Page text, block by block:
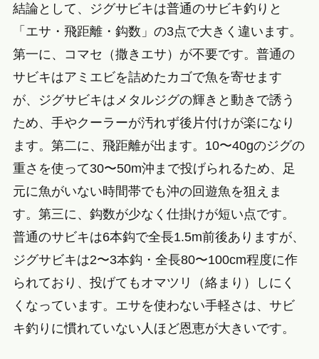
結論として、ジグサビキは普通のサビキ釣りと
「エサ・飛距離・鈎数」の3点で大きく違います。
第一に、コマセ（撒きエサ）が不要です。普通の
サビキはアミエビを詰めたカゴで魚を寄せます
が、ジグサビキはメタルジグの輝きと動きで誘う
ため、手やクーラーが汚れず後片付けが楽になり
ます。第二に、飛距離が出ます。10〜40gのジグの
重さを使って30〜50m沖まで投げられるため、足
元に魚がいない時間帯でも沖の回遊魚を狙えま
す。第三に、鈎数が少なく仕掛けが短い点です。
普通のサビキは6本鈎で全長1.5m前後ありますが、
ジグサビキは2〜3本鈎・全長80〜100cm程度に作
られており、投げてもオマツリ（絡まり）しにく
くなっています。エサを使わない手軽さは、サビ
キ釣りに慣れていない人ほど恩恵が大きいです。